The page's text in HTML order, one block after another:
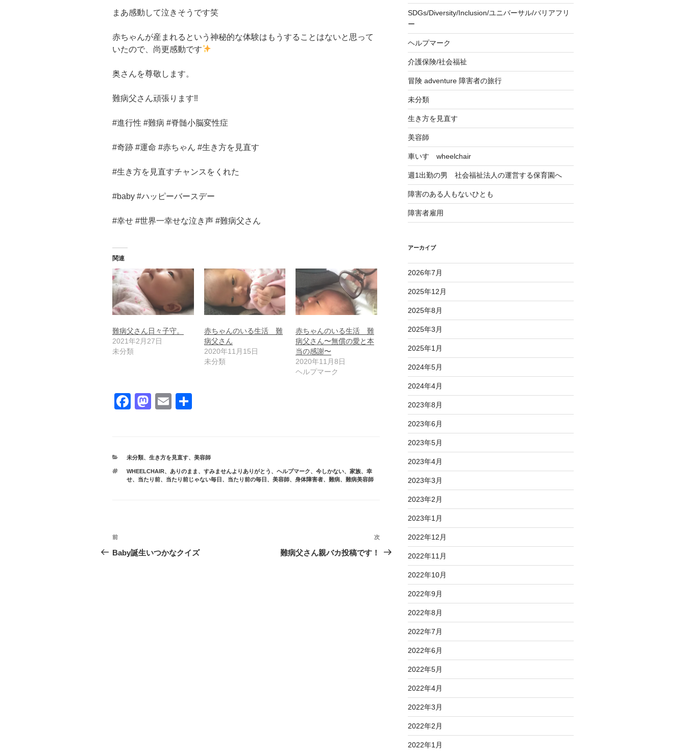
まあ感動して泣きそうです笑
赤ちゃんが産まれるという神秘的な体験はもうすることはないと思って
いたので、尚更感動です
奥さんを尊敬します。
難病父さん頑張ります‼︎
#進行性 #難病 #脊髄小脳変性症
#奇跡 #運命 #赤ちゃん #生き方を見直す
#生き方を見直すチャンスをくれた
#baby #ハッピーバースデー
#幸せ #世界一幸せな泣き声 #難病父さん
関連
難病父さん日々子守。
2021年2月27日
未分類
赤ちゃんのいる生活 難
病父さん
2020年11月15日
未分類
赤ちゃんのいる生活 難
病父さん〜無償の愛と本
当の感謝〜
2020年11月8日
ヘルプマーク
F
e
b
o
M
o
d
o
E
カ
ゴ
リ
未分類、 生き方を見直す、 美容師
タ
グ
WHEELCHAIR、 ありのまま 、 すみませんよりありがとう 、 ヘルプマーク、 今しかない、 家族、 幸
せ、 当たり前、 当たり前じゃない毎日 、 当たり前の毎日 、 美容師、 身体障害者、 難病、 難病美容師
投
稿
前
の
前
Baby誕生いつかなクイズ
次
の
次
難病父さん親バカ投稿です！
SDGs/Diversity/Inclusion/ユニバーサル/バリアフリ
ー
ヘルプマーク
介護保険/社会福祉
冒険 adventure 障害者の旅行
未分類
生き方を見直す
美容師
車いす wheelchair
週1出勤の男 社会福祉法人の運営する保育園へ
障害のある人もないひとも
障害者雇用
アーカイブ
2026年7月
2025年12月
2025年8月
2025年3月
2025年1月
2024年5月
2024年4月
2023年8月
2023年6月
2023年5月
2023年4月
2023年3月
2023年2月
2023年1月
2022年12月
2022年11月
2022年10月
2022年9月
2022年8月
2022年7月
2022年6月
2022年5月
2022年4月
2022年3月
2022年2月
2022年1月